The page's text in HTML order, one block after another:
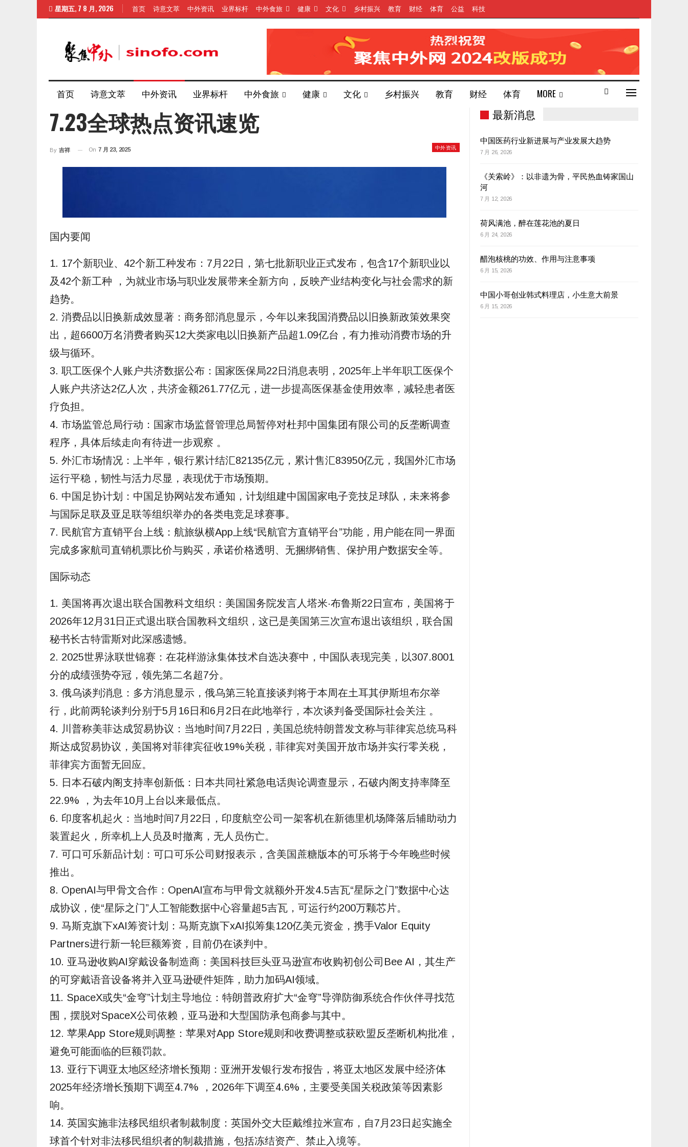
星期五, 7 8 月, 2026 首页 诗意文萃 中外资讯 业界标杆 中外食旅 健康 文化 乡村振兴 教育 财经 体育 公益 科技
首页 诗意文萃 中外资讯 业界标杆 中外食旅 健康 文化 乡村振兴 教育 财经 体育 MORE
7.23全球热点资讯速览
中外资讯
By 吉祥 On 7 月 23, 2025
国内要闻
1. 17个新职业、42个新工种发布：7月22日，第七批新职业正式发布，包含17个新职业以
及42个新工种 ，为就业市场与职业发展带来全新方向，反映产业结构变化与社会需求的新
趋势。
2. 消费品以旧换新成效显著：商务部消息显示，今年以来我国消费品以旧换新政策效果突
出，超6600万名消费者购买12大类家电以旧换新产品超1.09亿台，有力推动消费市场的升
级与循环。
3. 职工医保个人账户共济数据公布：国家医保局22日消息表明，2025年上半年职工医保个
人账户共济达2亿人次，共济金额261.77亿元，进一步提高医保基金使用效率，减轻患者医
疗负担。
4. 市场监管总局行动：国家市场监督管理总局暂停对杜邦中国集团有限公司的反垄断调查
程序，具体后续走向有待进一步观察 。
5. 外汇市场情况：上半年，银行累计结汇82135亿元，累计售汇83950亿元，我国外汇市场
运行平稳，韧性与活力尽显，表现优于市场预期。
6. 中国足协计划：中国足协网站发布通知，计划组建中国国家电子竞技足球队，未来将参
与国际足联及亚足联等组织举办的各类电竞足球赛事。
7. 民航官方直销平台上线：航旅纵横App上线“民航官方直销平台”功能，用户能在同一界面
完成多家航司直销机票比价与购买，承诺价格透明、无捆绑销售、保护用户数据安全等。
国际动态
1. 美国将再次退出联合国教科文组织：美国国务院发言人塔米·布鲁斯22日宣布，美国将于
2026年12月31日正式退出联合国教科文组织，这已是美国第三次宣布退出该组织，联合国
秘书长古特雷斯对此深感遗憾。
2. 2025世界泳联世锦赛：在花样游泳集体技术自选决赛中，中国队表现完美，以307.8001
分的成绩强势夺冠，领先第二名超7分。
3. 俄乌谈判消息：多方消息显示，俄乌第三轮直接谈判将于本周在土耳其伊斯坦布尔举
行，此前两轮谈判分别于5月16日和6月2日在此地举行，本次谈判备受国际社会关注 。
4. 川普称美菲达成贸易协议：当地时间7月22日，美国总统特朗普发文称与菲律宾总统马科
斯达成贸易协议，美国将对菲律宾征收19%关税，菲律宾对美国开放市场并实行零关税，
菲律宾方面暂无回应。
5. 日本石破内阁支持率创新低：日本共同社紧急电话舆论调查显示，石破内阁支持率降至
22.9% ，为去年10月上台以来最低点。
6. 印度客机起火：当地时间7月22日，印度航空公司一架客机在新德里机场降落后辅助动力
装置起火，所幸机上人员及时撤离，无人员伤亡。
7. 可口可乐新品计划：可口可乐公司财报表示，含美国蔗糖版本的可乐将于今年晚些时候
推出。
8. OpenAI与甲骨文合作：OpenAI宣布与甲骨文就额外开发4.5吉瓦“星际之门”数据中心达
成协议，使“星际之门”人工智能数据中心容量超5吉瓦，可运行约200万颗芯片。
9. 马斯克旗下xAI筹资计划：马斯克旗下xAI拟筹集120亿美元资金，携手Valor Equity
Partners进行新一轮巨额筹资，目前仍在谈判中。
10. 亚马逊收购AI穿戴设备制造商：美国科技巨头亚马逊宣布收购初创公司Bee AI，其生产
的可穿戴语音设备将并入亚马逊硬件矩阵，助力加码AI领域。
11. SpaceX或失“金穹”计划主导地位：特朗普政府扩大“金穹”导弹防御系统合作伙伴寻找范
围，摆脱对SpaceX公司依赖，亚马逊和大型国防承包商参与其中。
12. 苹果App Store规则调整：苹果对App Store规则和收费调整或获欧盟反垄断机构批准，
避免可能面临的巨额罚款。
13. 亚行下调亚太地区经济增长预期：亚洲开发银行发布报告，将亚太地区发展中经济体
2025年经济增长预期下调至4.7% ，2026年下调至4.6%，主要受美国关税政策等因素影
响。
14. 英国实施非法移民组织者制裁制度：英国外交大臣戴维拉米宣布，自7月23日起实施全
球首个针对非法移民组织者的制裁措施，包括冻结资产、禁止入境等。
最新消息
中国医药行业新进展与产业发展大趋势
7 月 26, 2026
《关索岭》：以非遗为骨，平民热血铸家国山
河
7 月 12, 2026
荷风满池，醉在莲花池的夏日
6 月 24, 2026
醋泡核桃的功效、作用与注意事项
6 月 15, 2026
中国小哥创业韩式料理店，小生意大前景
6 月 15, 2026